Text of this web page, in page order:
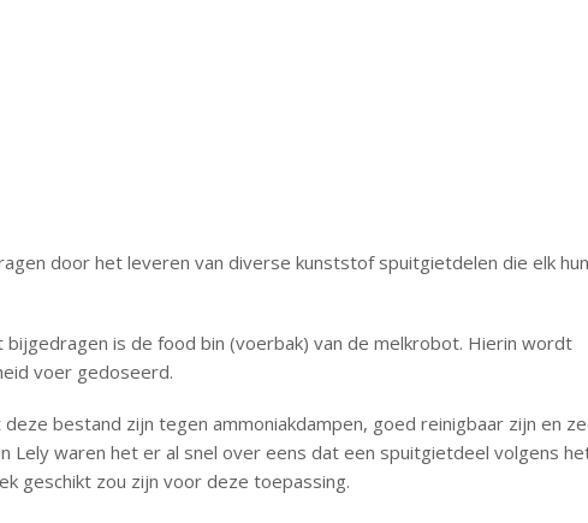
door het leveren van diverse kunststof spuitgietdelen die elk hun
is de food bin (voerbak) van de melkrobot. Hierin wordt
voer gedoseerd.
bestand zijn tegen ammoniakdampen, goed reinigbaar zijn en
Lely waren het er al snel over eens dat een spuitgietdeel volgens
geschikt zou zijn voor deze toepassing.